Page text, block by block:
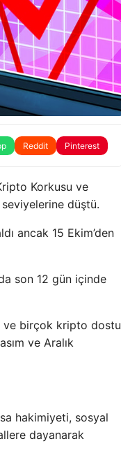
Reddit Pinterest
Korkusu ve
düştü.
ancak 15 Ekim’den
son 12 gün içinde
ve birçok kripto dostu
ve Aralık
hakimiyeti, sosyal
dayanarak